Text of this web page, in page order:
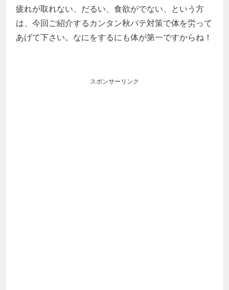
疲れが取れない、だるい、食欲がでない、という方
は、今回ご紹介するカンタン秋バテ対策で体を労って
あげて下さい。なにをするにも体が第一ですからね！
スポンサーリンク